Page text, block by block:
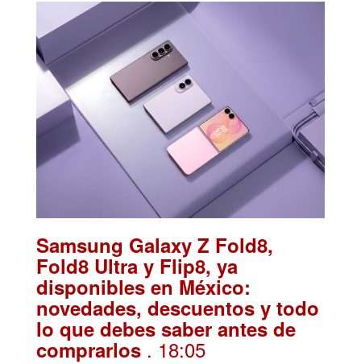
Samsung Galaxy Z Fold8,
Fold8 Ultra y Flip8, ya
disponibles en México:
novedades, descuentos y todo
lo que debes saber antes de
comprarlos . 18:05